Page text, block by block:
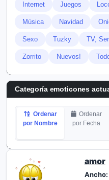
Internet Juegos
Música Navidad
Sexo Tuzky TV,
Zorrito Nuevos!
Categoría emoticones
Ordenar
por Nombre
Ordenar
por Fecha
amor
Ancho: